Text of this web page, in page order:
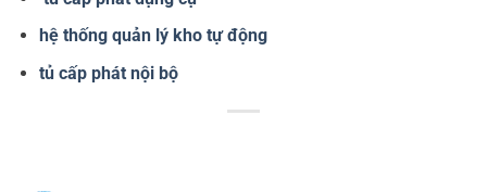
hệ thống quản lý kho tự động
tủ cấp phát nội bộ